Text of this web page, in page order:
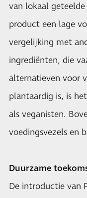
van lokaal
product een lage
vergelijking met
ingrediënten, die
alternatieven voor
plantaardig is, is
als veganisten.
voedingsvezels en
Duurzame
De introductie van